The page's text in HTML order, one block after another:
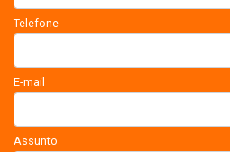
Telefone
E-mail
Assunto